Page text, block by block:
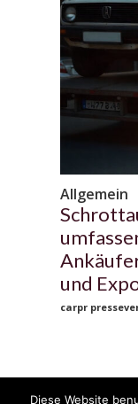
Allgemein
und
carpr
Diese Website